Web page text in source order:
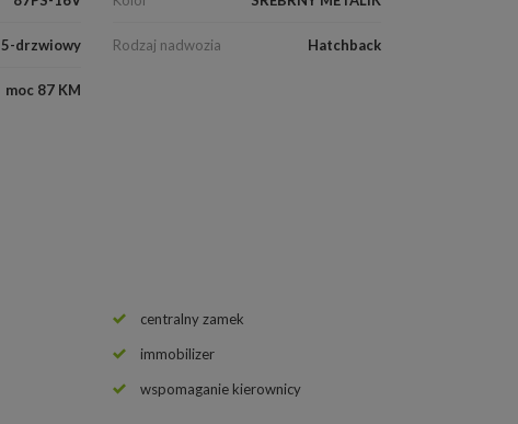
5-drzwiowy
moc 87 KM
Rodzaj nadwozia Hatchback
centralny zamek
immobilizer
wspomaganie kierownicy